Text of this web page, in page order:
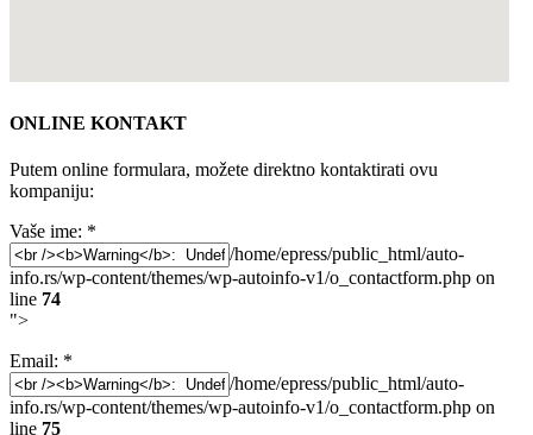
ONLINE KONTAKT
Putem online formulara, možete direktno kontaktirati ovu
kompaniju:
Vaše ime: *
/home/epress/public_html/auto-
info.rs/wp-content/themes/wp-autoinfo-v1/o_contactform.php on
line 74
">
Email: *
/home/epress/public_html/auto-
info.rs/wp-content/themes/wp-autoinfo-v1/o_contactform.php on
line 75